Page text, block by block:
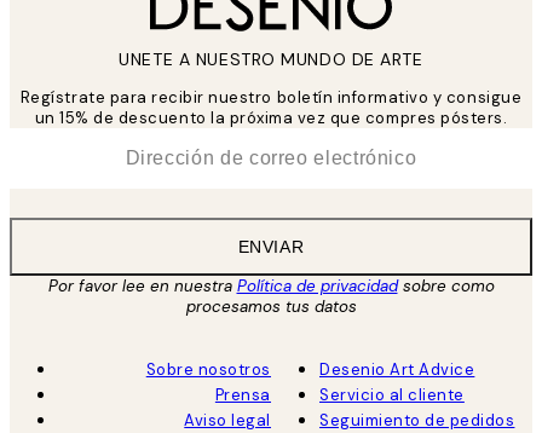
UNETE A NUESTRO MUNDO DE ARTE
Regístrate para recibir nuestro boletín informativo y consigue
un 15% de descuento la próxima vez que compres pósters.
ENVIAR
Por favor lee en nuestra Política de privacidadsobre como
procesamos tus datos
Sobre nosotros
Prensa
Aviso legal
Desenio Art Advice
Servicio al cliente
Seguimiento de pedidos